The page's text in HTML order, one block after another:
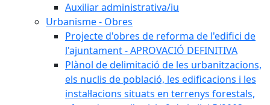
Auxiliar administrativa/iu
Urbanisme - Obres
Projecte d'obres de reforma de l'edifici de
l'ajuntament - APROVACIÓ DEFINITIVA
Plànol de delimitació de les urbanitzacions,
els nuclis de població, les edificacions i les
instal·lacions situats en terrenys forestals,